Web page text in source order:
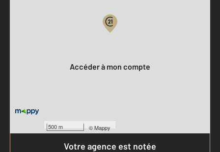
500 m ©Mappy
Accéder à mon compte
Votre agence est notée